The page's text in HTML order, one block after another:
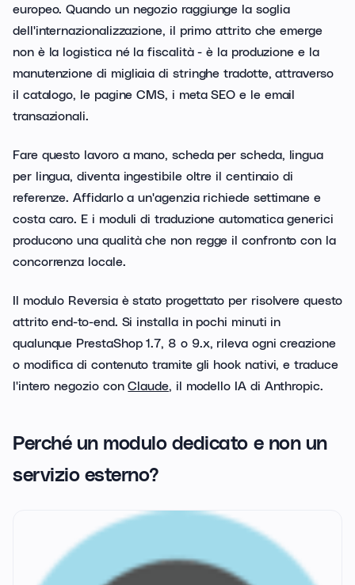
europeo. Quando un negozio raggiunge la soglia
dell'internazionalizzazione, il primo attrito che emerge
non è la logistica né la fiscalità - è la produzione e la
manutenzione di migliaia di stringhe tradotte, attraverso
il catalogo, le pagine CMS, i meta SEO e le email
transazionali.
Fare questo lavoro a mano, scheda per scheda, lingua
per lingua, diventa ingestibile oltre il centinaio di
referenze. Affidarlo a un'agenzia richiede settimane e
costa caro. E i moduli di traduzione automatica generici
producono una qualità che non regge il confronto con la
concorrenza locale.
Il modulo Reversia è stato progettato per risolvere questo
attrito end-to-end. Si installa in pochi minuti in
qualunque PrestaShop 1.7, 8 o 9.x, rileva ogni creazione
o modifica di contenuto tramite gli hook nativi, e traduce
l'intero negozio conClaude, il modello IA di Anthropic.
Perché un modulo dedicato e non un
servizio esterno?